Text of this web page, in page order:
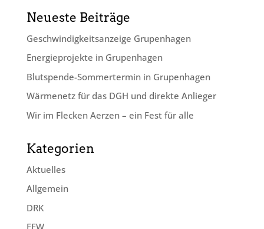
Neueste Beiträge
Geschwindig­keits­anzeige Grupenhagen
Energieprojekte in Grupenhagen
Blutspende-Sommertermin in Grupenhagen
Wärmenetz für das DGH und direkte Anlieger
Wir im Flecken Aerzen – ein Fest für alle
Kategorien
Aktuelles
Allgemein
DRK